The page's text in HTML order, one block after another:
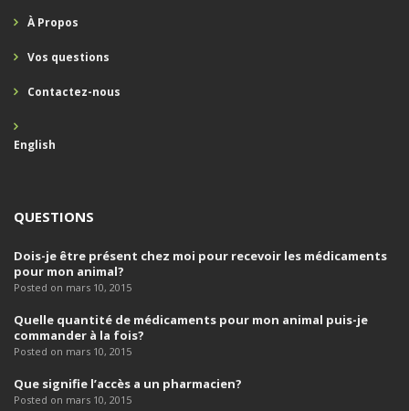
À Propos
Vos questions
Contactez-nous
English
QUESTIONS
Dois-je être présent chez moi pour recevoir les médicaments
pour mon animal?
Posted on mars 10, 2015
Quelle quantité de médicaments pour mon animal puis-je
commander à la fois?
Posted on mars 10, 2015
Que signifie l’accès a un pharmacien?
Posted on mars 10, 2015